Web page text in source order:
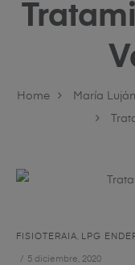
Home María
FISIOTERAIA LPG
5 diciembre, 2020